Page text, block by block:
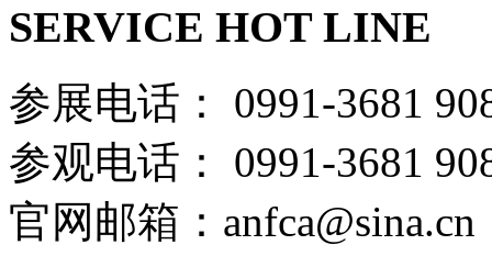
SERVICE HOT LINE
参展电话： 0991-
参观电话： 0991-
官网邮箱：anfca@sina.cn